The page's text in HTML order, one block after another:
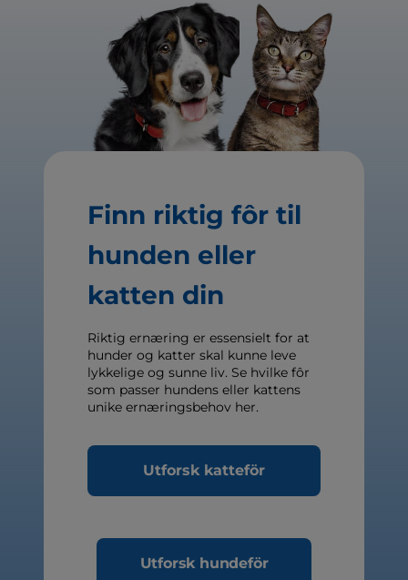
Finn riktig fôr til
hunden eller
katten din
Riktig ernæring er essensielt for at
hunder og katter skal kunne leve
lykkelige og sunne liv. Se hvilke fôr
som passer hundens eller kattens
unike ernæringsbehov her.
Utforsk katteför
Utforsk hundeför